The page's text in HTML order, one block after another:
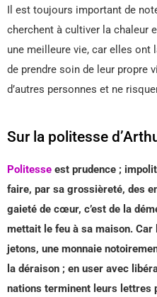
Il est toujours important de
cherchent à cultiver la chaleur
une meilleure vie, car elles
de prendre soin de leur propre
d’autres personnes et ne
Sur la politesse
Politesse est prudence ;
faire, par sa grossièreté, des
gaieté de cœur, c’est de la
mettait le feu à sa maison.
jetons, une monnaie
la déraison ; en user avec
nations terminent leurs lettres